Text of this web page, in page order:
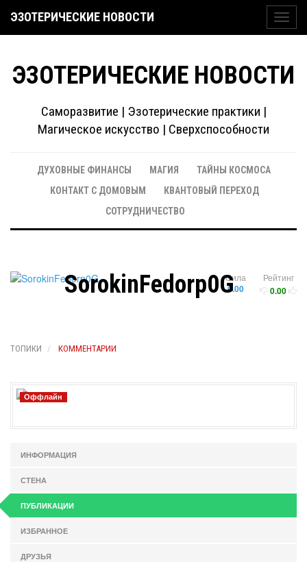
ЭЗОТЕРИЧЕСКИЕ НОВОСТИ
ЭЗОТЕРИЧЕСКИЕ НОВОСТИ
Саморазвитие | Эзотерические практики |
Магическое искусство | Сверхспособности
ДУХОВНЫЕ ФИНАНСЫ МАГИЯ
ТАЙНЫ КОСМОСА
КОНТАКТ С ДОМОВЫМ
КВАНТОВЫЙ ПЕРЕХОД
СОТРУДНИЧЕСТВО
Рейтинг
0.00
Сила
0.00
SorokinFedorp0G
ТОПИКИ КОММЕНТАРИИ
Оффлайн
ИНФОРМАЦИЯ
СТЕНА
ПУБЛИКАЦИИ
ИЗБРАННОЕ
ДРУЗЬЯ